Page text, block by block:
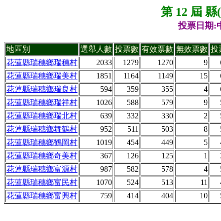
第 12 屆
投票日期:
地區別 選舉人數 投票數 有效票數 無效票數 投
花蓮縣瑞穗鄉瑞穗村
2033 1279 1270 9
花蓮縣瑞穗鄉瑞美村
1851 1164 1149 15
花蓮縣瑞穗鄉瑞良村
594 359 355 4
花蓮縣瑞穗鄉瑞祥村
1026 588 579 9
花蓮縣瑞穗鄉瑞北村
639 332 330 2
花蓮縣瑞穗鄉舞鶴村
952 511 503 8
花蓮縣瑞穗鄉鶴岡村
1019 454 449 5
花蓮縣瑞穗鄉奇美村
367 126 125 1
花蓮縣瑞穗鄉富源村
987 582 578 4
花蓮縣瑞穗鄉富民村
1070 524 513 11
花蓮縣瑞穗鄉富興村
759 414 404 10